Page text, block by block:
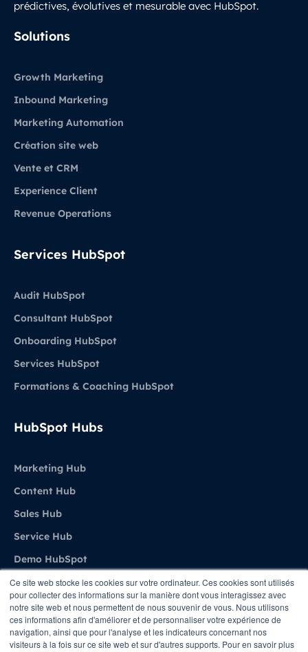
Ce site web stocke les cookies sur votre ordinateur. Ces cookies sont utilisés
pour collecter des informations sur la manière dont vous interagissez avec
notre site web et nous permettent de nous souvenir de vous. Nous utilisons
ces informations afin d'améliorer et de personnaliser votre expérience de
navigation, ainsi que pour l'analyse et les indicateurs concernant nos
visiteurs à la fois sur ce site web et sur d'autres supports. Pour en savoir plus
prédictives, évolutives et mesurable avec HubSpot.
Solutions
Growth Marketing
Inbound Marketing
Marketing Automation
Création site web
Vente et CRM
Experience Client
Revenue Operations
Services HubSpot
Audit HubSpot
Consultant HubSpot
Onboarding HubSpot
Services HubSpot
Formations & Coaching HubSpot
HubSpot Hubs
Marketing Hub
Content Hub
Sales Hub
Service Hub
Demo HubSpot
Agence
A propos de Stratenet